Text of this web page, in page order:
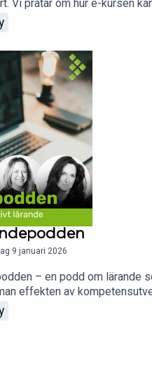
Vi pratar om hur e-kursen
berättar vi hur
9 januari 2026
– en podd om lärande
effekten av
eller bara vill förstå mer om
ner i.Hela avsnittet släpps 20